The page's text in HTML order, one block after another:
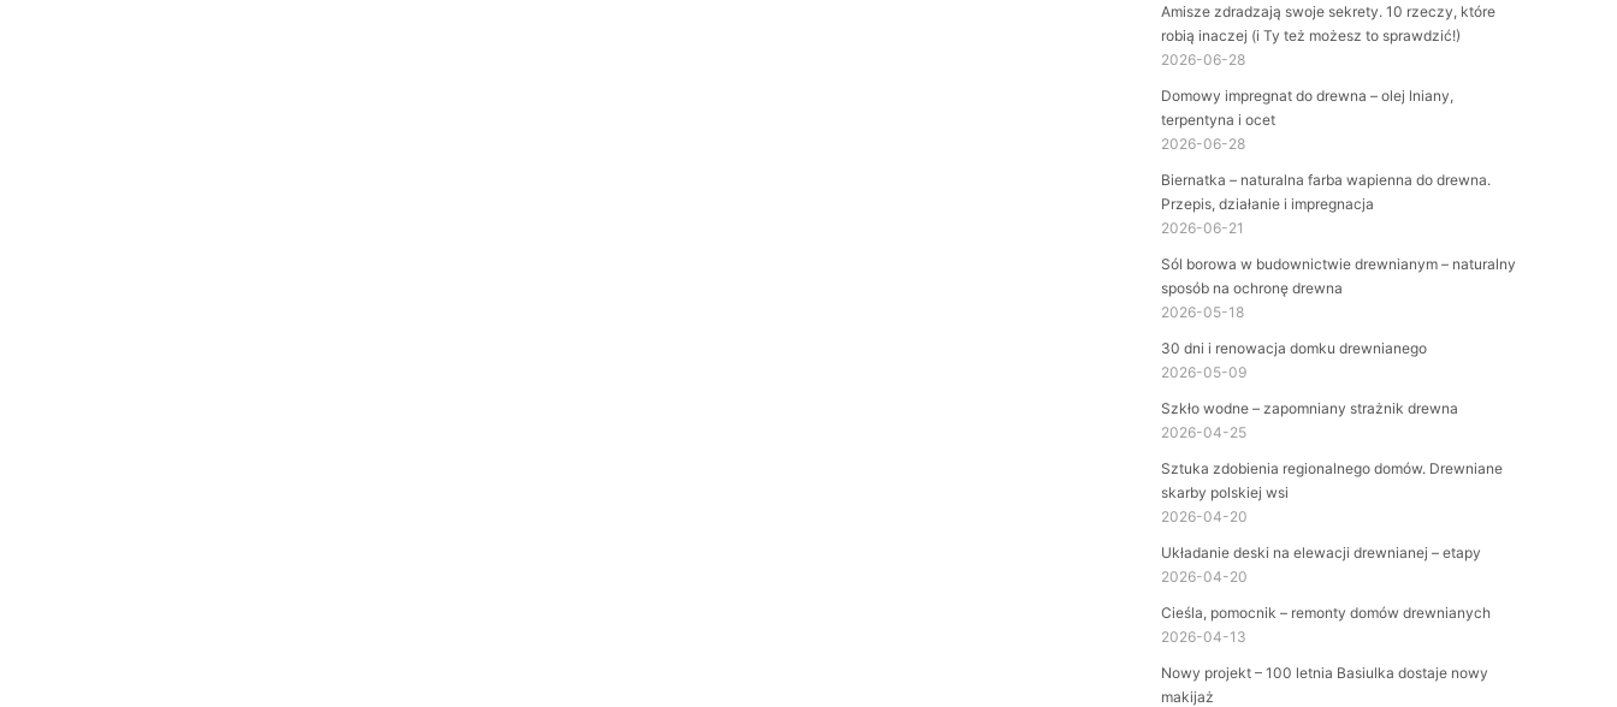
Amisze zdradzają swoje sekrety. 10 rzeczy, które
robią inaczej (i Ty też możesz to sprawdzić!)
2026-06-28
Domowy impregnat do drewna – olej lniany,
terpentyna i ocet
2026-06-28
Biernatka – naturalna farba wapienna do drewna.
Przepis, działanie i impregnacja
2026-06-21
Sól borowa w budownictwie drewnianym – naturalny
sposób na ochronę drewna
2026-05-18
30 dni i renowacja domku drewnianego
2026-05-09
Szkło wodne – zapomniany strażnik drewna
2026-04-25
Sztuka zdobienia regionalnego domów. Drewniane
skarby polskiej wsi
2026-04-20
Układanie deski na elewacji drewnianej – etapy
2026-04-20
Cieśla, pomocnik – remonty domów drewnianych
2026-04-13
Nowy projekt – 100 letnia Basiulka dostaje nowy
makijaż